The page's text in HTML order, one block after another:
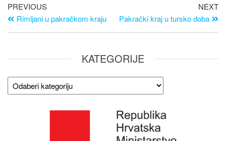
PREVIOUS
Rimljani u pakračkom kraju
NEXT
Pakrački kraj u tursko doba
KATEGORIJE